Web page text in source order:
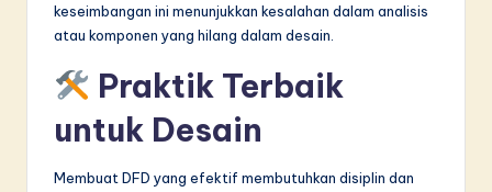
keseimbangan ini menunjukkan kesalahan dalam analisis
atau komponen yang hilang dalam desain.
Praktik Terbaik
untuk Desain
Membuat DFD yang efektif membutuhkan disiplin dan